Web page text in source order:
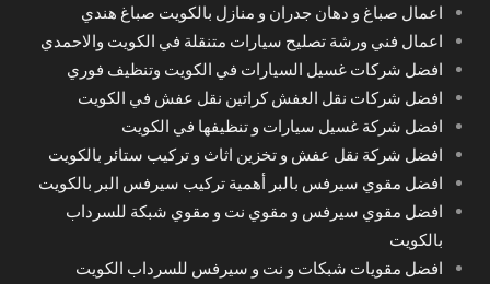
اعمال صباغ و دهان جدران و منازل بالكويت صباغ هندي
اعمال فني ورشة تصليح سيارات متنقلة في الكويت والاحمدي
افضل شركات غسيل السيارات في الكويت وتنظيف فوري
افضل شركات نقل العفش كراتين نقل عفش في الكويت
افضل شركة غسيل سيارات و تنظيفها في الكويت
افضل شركة نقل عفش و تخزين اثاث و تركيب ستائر بالكويت
افضل مقوي سيرفس بالبر أهمية تركيب سيرفس البر بالكويت
افضل مقوي سيرفس و مقوي نت و مقوي شبكة للسرداب
بالكويت
افضل مقويات شبكات و نت و سيرفس للسرداب الكويت